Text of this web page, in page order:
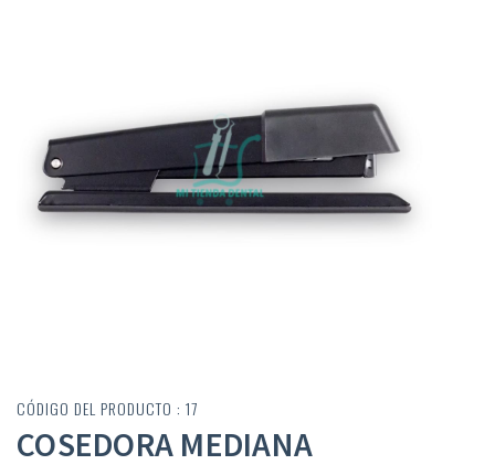
CÓDIGO DEL PRODUCTO : 17
COSEDORA MEDIANA